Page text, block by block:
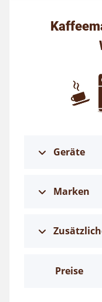
Geräte
Marken
Preise